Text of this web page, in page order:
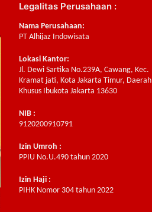
Legalitas Perusahaan :
Nama Perusahaan:
PT Alhijaz Indowisata
Lokasi Kantor:
Jl. Dewi Sartika No.239A, Cawang, Kec.
Kramat jati, Kota Jakarta Timur, Daerah
Khusus Ibukota Jakarta 13630
NIB :
9120200910791
Izin Umroh :
PPIU No.U.490 tahun 2020
Izin Haji :
PIHK Nomor 304 tahun 2022